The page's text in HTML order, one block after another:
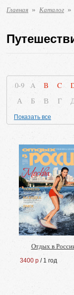
Главная » Каталог »
0-9 A B C
А
Б В Г
Показать все
Отдых в
3400 р / 1 год